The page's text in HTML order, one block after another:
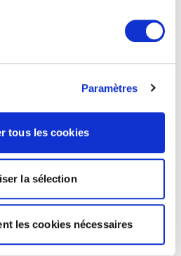
Paramètres
tous les cookies
la sélection
les cookies nécessaires